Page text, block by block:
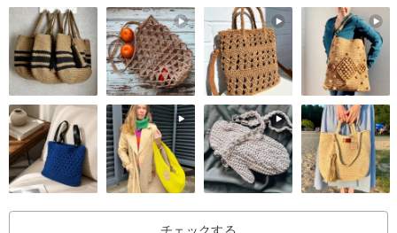
〇サイズ
幅: 約12cm×奥行(マチ):約5cm×高さ:約15.5cm
〇素材
外側:コットンシーチング
内側:コットン
紐:サテンリボン（9mm）
チェックする